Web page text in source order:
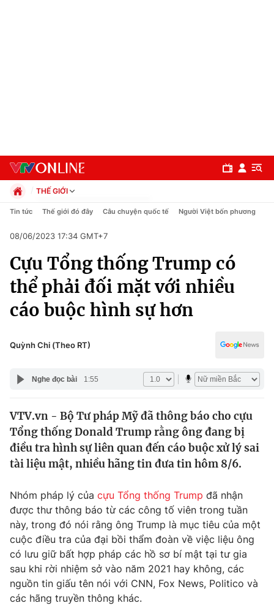
Chuyên mục
Chính trị
Xã hội
Pháp luật
Y tế
Thế giới
Tin tức
Thế giới đó đây
Câu chuyện quốc tế
Kinh tế
Thị trường
Góc doanh nghiệp
Dữ liệu và đời sống
Truyền hình
Phim VTV
Hậu trường
Nhân vật
Giải trí
Điện ảnh
Đời sống
THẾ GIỚI
Chính trị
Pháp luật
Kinh tế
Thể thao
Truyền hình
Văn hóa - Giải trí
Công nghệ
Tin tức Thế giới đó đây Câu chuyện quốc tế Người Việt bốn phương
08/06/2023 17:34 GMT+7
Cựu Tổng thống Trump có
thể phải đối mặt với nhiều
cáo buộc hình sự hơn
Quỳnh Chi (Theo RT)
Nghe đọc bài 1:55
VTV.vn - Bộ Tư pháp Mỹ đã thông báo cho cựu
Tổng thống Donald Trump rằng ông đang bị
điều tra hình sự liên quan đến cáo buộc xử lý sai
tài liệu mật, nhiều hãng tin đưa tin hôm 8/6.
Nhóm pháp lý của cựu Tổng thống Trump đã nhận
được thư thông báo từ các công tố viên trong tuần
này, trong đó nói rằng ông Trump là mục tiêu của một
cuộc điều tra của đại bồi thẩm đoàn về việc liệu ông
có lưu giữ bất hợp pháp các hồ sơ bí mật tại tư gia
sau khi rời nhiệm sở vào năm 2021 hay không, các
nguồn tin giấu tên nói với CNN, Fox News, Politico và
các hãng truyền thông khác.